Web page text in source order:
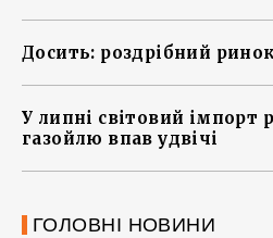
Досить: роздрібний
У липні світовий імпорт
газойлю впав удвічі
ГОЛОВНІ НОВИНИ